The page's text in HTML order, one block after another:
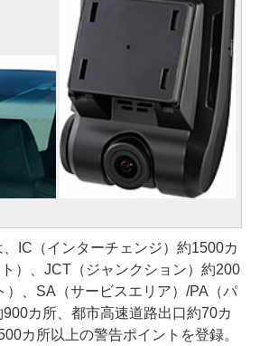
IC（インターチェンジ）約1500カ
）、JCT（ジャンクション）約200
）、SA（サービスエリア）/PA（パ
カ所、都市高速道路出口約70カ
カ所以上の警告ポイントを登録。